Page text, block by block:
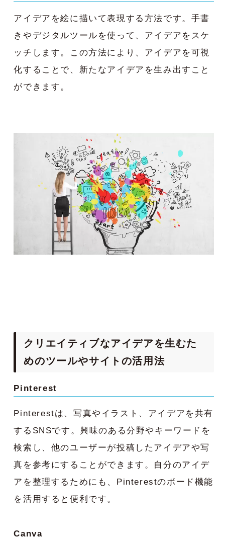
アイデアを絵に描いて表現する方法です。手書
きやデジタルツールを使って、アイデアをスケ
ッチします。この方法により、アイデアを可視
化することで、新たなアイデアを生み出すこと
ができます。
クリエイティブなアイデアを生むた
めのツールやサイトの活用法
Pinterest
Pinterestは、写真やイラスト、アイデアを共有
するSNSです。興味のある分野やキーワードを
検索し、他のユーザーが投稿したアイデアや写
真を参考にすることができます。自分のアイデ
アを整理するためにも、Pinterestのボード機能
を活用すると便利です。
Canva